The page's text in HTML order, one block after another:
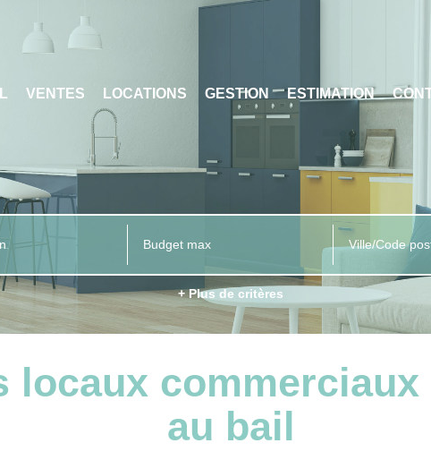
VENTES LOCATIONS GESTION ESTIMATION
Ville/Code
+ Plus de critères
locaux
au bail